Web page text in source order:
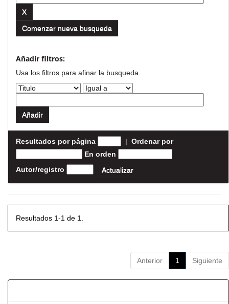
Comenzar nueva busqueda
Añadir filtros:
Usa los filtros para afinar la busqueda.
Resultados por página | Ordenar por
En orden
Autor/registro
Resultados 1-1 de 1.
Anterior 1 Siguiente